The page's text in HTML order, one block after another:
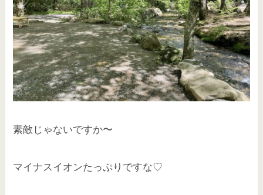
素敵じゃないですか〜
マイナスイオンたっぷりですな♡